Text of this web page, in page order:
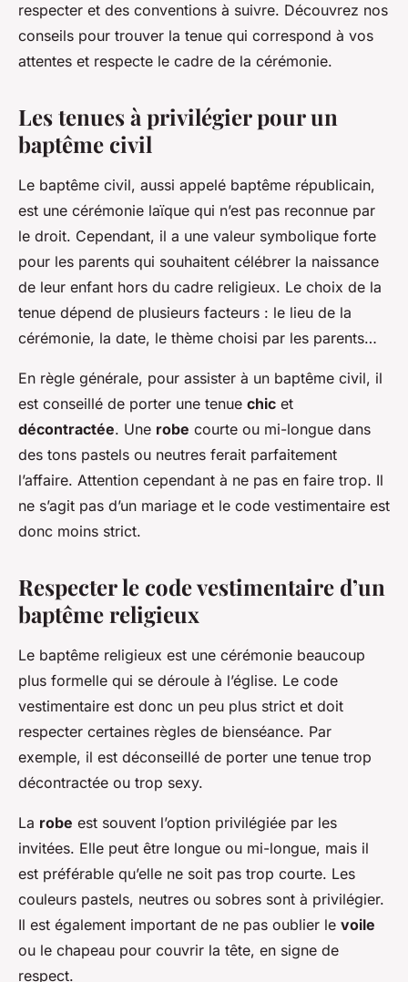
Louane•3 avril 2024•6 min de lecture
respecter et des conventions à suivre. Découvrez nos
conseils pour trouver la tenue qui correspond à vos
attentes et respecte le cadre de la cérémonie.
Les tenues à privilégier pour un
baptême civil
Le baptême civil, aussi appelé baptême républicain,
est une cérémonie laïque qui n’est pas reconnue par
le droit. Cependant, il a une valeur symbolique forte
pour les parents qui souhaitent célébrer la naissance
de leur enfant hors du cadre religieux. Le choix de la
tenue dépend de plusieurs facteurs : le lieu de la
cérémonie, la date, le thème choisi par les parents…
En règle générale, pour assister à un baptême civil, il
est conseillé de porter une tenue chic et
décontractée. Une robe courte ou mi-longue dans
des tons pastels ou neutres ferait parfaitement
l’affaire. Attention cependant à ne pas en faire trop. Il
ne s’agit pas d’un mariage et le code vestimentaire est
donc moins strict.
Respecter le code vestimentaire d’un
baptême religieux
Le baptême religieux est une cérémonie beaucoup
plus formelle qui se déroule à l’église. Le code
vestimentaire est donc un peu plus strict et doit
respecter certaines règles de bienséance. Par
exemple, il est déconseillé de porter une tenue trop
décontractée ou trop sexy.
La robe est souvent l’option privilégiée par les
invitées. Elle peut être longue ou mi-longue, mais il
est préférable qu’elle ne soit pas trop courte. Les
couleurs pastels, neutres ou sobres sont à privilégier.
Il est également important de ne pas oublier le voile
ou le chapeau pour couvrir la tête, en signe de
respect.